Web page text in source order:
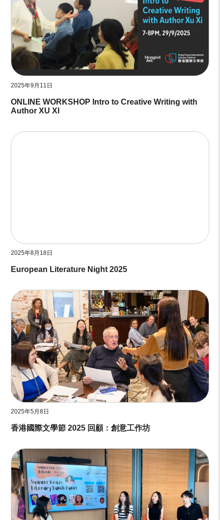
2025年9月11日
ONLINE WORKSHOP Intro to Creative Writing with
Author XU XI
2025年8月18日
European Literature Night 2025
2025年5月8日
香港國際文學節 2025 回顧：創意工作坊